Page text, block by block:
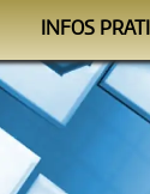
INFOS
Se
Le